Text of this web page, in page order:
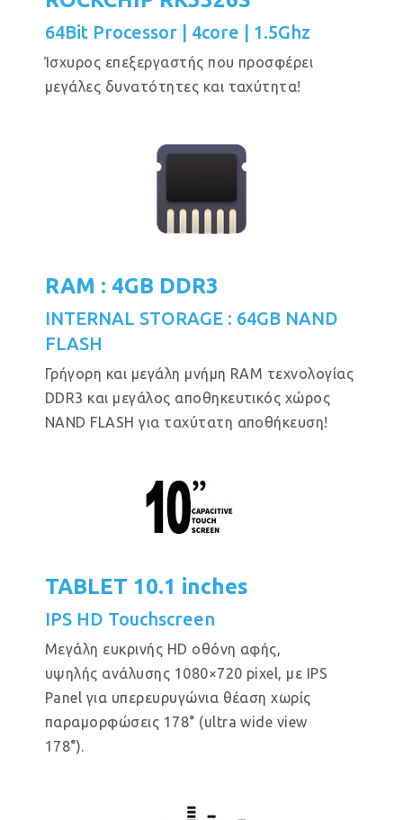
64Bit Processor | 4core | 1.5Ghz
Ίσχυρος επεξεργαστής που προσφέρει
μεγάλες δυνατότητες και ταχύτητα!
RAM : 4GB DDR3
INTERNAL STORAGE : 64GB NAND
FLASH
Γρήγορη και μεγάλη μνήμη RAM τεχνολογίας
DDR3 και μεγάλος αποθηκευτικός χώρος
NAND FLASH για ταχύτατη αποθήκευση!
TABLET 10.1 inches
IPS HD Touchscreen
Μεγάλη ευκρινής HD οθόνη αφής,
υψηλής ανάλυσης 1080×720 pixel, με IPS
Panel για υπερευρυγώνια θέαση χωρίς
παραμορφώσεις 178° (ultra wide view
178°).